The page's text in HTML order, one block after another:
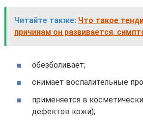
Читайте также: Что такое
причинам он развивается,
обезболивает;
снимает воспалительные
применяется в
дефектов кожи);